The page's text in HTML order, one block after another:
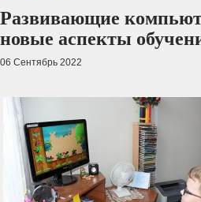
Развивающие
новые аспекты
06 Сентябрь 2022